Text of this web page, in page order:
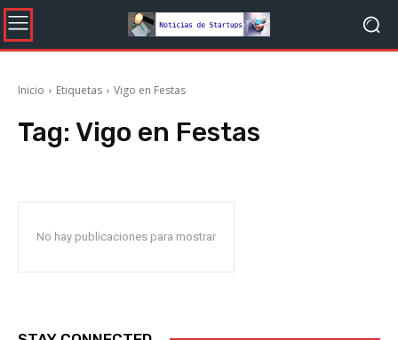
Inicio Etiquetas Vigo en Festas
Tag: Vigo en Festas
No hay publicaciones para mostrar